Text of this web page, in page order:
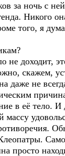
за ночь с
Никого
того, я
доходит,
скажем,
даже не
в её тело.
массу
просто